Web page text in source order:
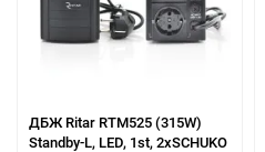
ДБЖ Ritar RTM525 (315W)
Standby-L, LED, 1st, 2xSCHUKO